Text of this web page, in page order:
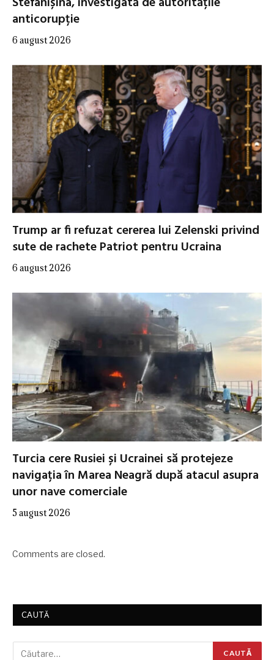
anticorupție
6 august 2026
Trump ar fi refuzat cererea lui Zelenski privind
sute de rachete Patriot pentru Ucraina
6 august 2026
Turcia cere Rusiei și Ucrainei să protejeze
navigația în Marea Neagră după atacul asupra
unor nave comerciale
5 august 2026
Comments are closed.
CAUTĂ